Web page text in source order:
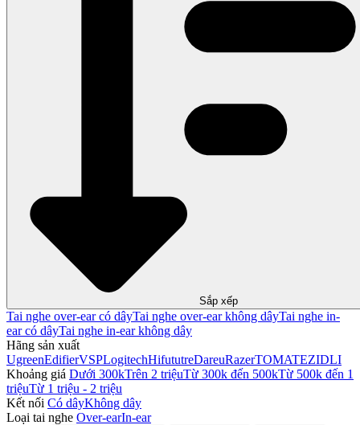
Sắp xếp
Tai nghe over-ear có dâyTai nghe over-ear không dâyTai nghe in-
ear có dâyTai nghe in-ear không dây
Hãng sản xuất
UgreenEdifierVSPLogitechHifututreDareuRazerTOMATEZIDLI
Khoảng giá Dưới 300kTrên 2 triệuTừ 300k đến 500kTừ 500k đến 1
triệuTừ 1 triệu - 2 triệu
Kết nối Có dâyKhông dây
Loại tai nghe Over-earIn-ear